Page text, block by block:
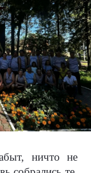
ничто не